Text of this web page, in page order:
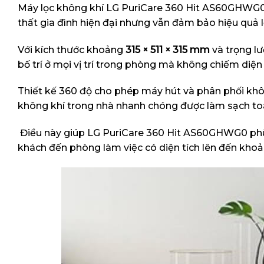
Máy lọc không khí LG PuriCare 360 Hit
thất gia đình hiện đại nhưng vẫn đảm bảo hiệu quả
Với kích thước khoảng 315 × 511 × 315 mm và trọng
bố trí ở mọi vị trí trong phòng mà không chiếm
Thiết kế 360 độ cho phép máy hút và phân phối
không khí trong nhà nhanh chóng được làm sạch
Điều này giúp LG PuriCare 360 Hit AS60GHWG0
khách đến phòng làm việc có diện tích lên đến